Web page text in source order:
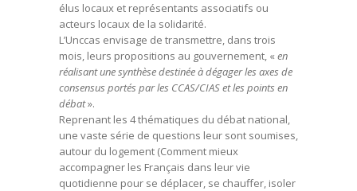
élus locaux et représentants associatifs ou
acteurs locaux de la solidarité.
L’Unccas envisage de transmettre, dans trois
mois, leurs propositions au gouvernement, « en
réalisant une synthèse destinée à dégager les axes de
consensus portés par les CCAS/CIAS et les points en
débat».
Reprenant les 4 thématiques du débat national,
une vaste série de questions leur sont soumises,
autour du logement (Comment mieux
accompagner les Français dans leur vie
quotidienne pour se déplacer, se chauffer, isoler